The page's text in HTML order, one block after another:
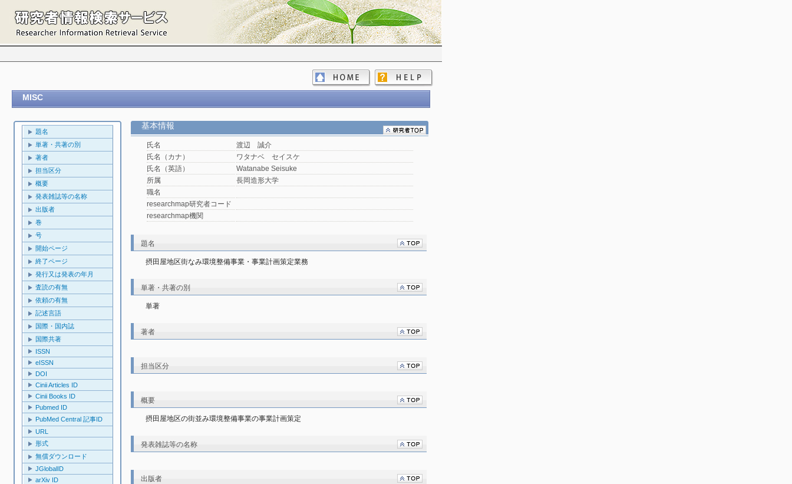
MISC
題名
単著・共著の別
著者
担当区分
概要
発表雑誌等の名称
出版者
巻
号
開始ページ
終了ページ
発行又は発表の年月
査読の有無
依頼の有無
記述言語
国際・国内誌
国際共著
ISSN
eISSN
DOI
Cinii Articles ID
Cinii Books ID
Pubmed ID
PubMed Central 記事ID
URL
形式
無償ダウンロード
JGlobalID
arXiv ID
基本情報
氏名
渡辺 誠介
氏名（カナ）
ワタナベ セイスケ
氏名（英語）
Watanabe Seisuke
所属
長岡造形大学
職名
researchmap研究者コード
researchmap機関
題名
摂田屋地区街なみ環境整備事業・事業計画策定業務
単著・共著の別
単著
著者
担当区分
概要
摂田屋地区の街並み環境整備事業の事業計画策定
発表雑誌等の名称
出版者